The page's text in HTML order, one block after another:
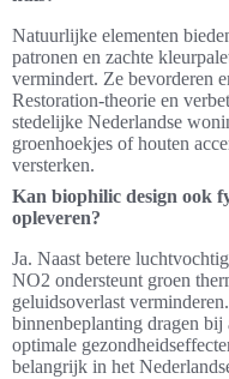
Natuurlijke elementen
patronen en zachte
vermindert. Ze bevorderen
Restoration-theorie en
stedelijke Nederlandse
groenhoekjes of houten
versterken.
Kan biophilic design ook
opleveren?
Ja. Naast betere
NO2 ondersteunt groen
geluidsoverlast
binnenbeplanting dragen bij
optimale
belangrijk in het